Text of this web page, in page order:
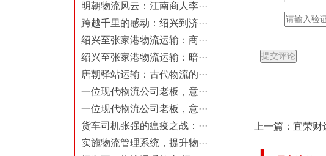
明朝物流风云：江南商人李···
跨越千里的感动：绍兴到济···
绍兴至张家港物流运输：商···
绍兴至张家港物流运输：暗···
唐朝驿站运输：古代物流的···
一位现代物流公司老板，意···
一位现代物流公司老板，意···
货车司机张强的瘟疫之战：···
实施物流管理系统，提升物···
上一篇： 宜荣财